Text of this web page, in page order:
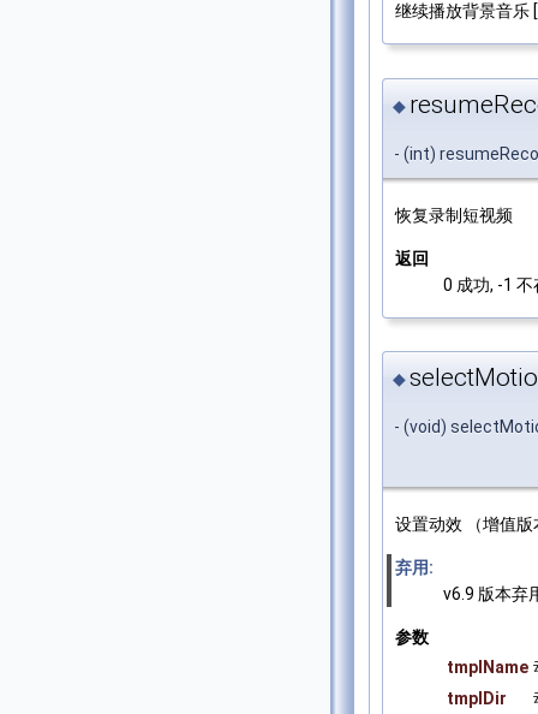
继续播放背景音乐
◆
- (int)
恢复录制短视频
返回
0 成功, -1
◆
- (void)
设置动效 （增值
弃用:
v6.9 版本弃
参数
tmplName
tmplDir